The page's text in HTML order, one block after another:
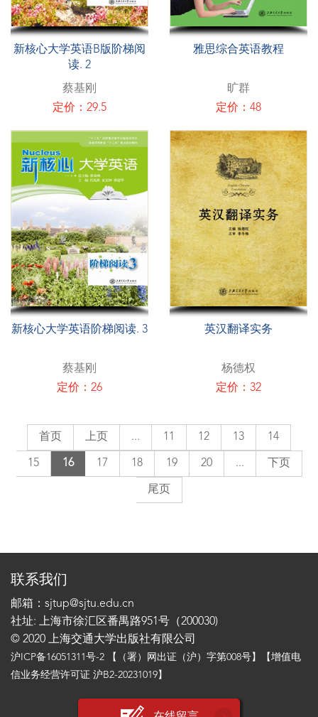
新核心大学英语B版阶梯阅
读. 2
蔡基刚
定价：29.5
雅思综合英语教程
旷群
定价：48
新核心大学英语阶梯阅读. 3
蔡基刚
定价：26
英汉翻译实务
杨德权
定价：32
首页 上页 ... 11 12 13 14
15 16 17 18 19 20 ... 下页
尾页
联系我们
邮箱：sjtup@sjtu.edu.cn
社址: 上海市徐汇区番禺路951号（200030)
© 2020 上海交通大学出版社有限公司
沪ICP备16051311号-2 【（署）网出证（沪）字第008号】【增值电
信业务经营许可证 沪B2-20231019】